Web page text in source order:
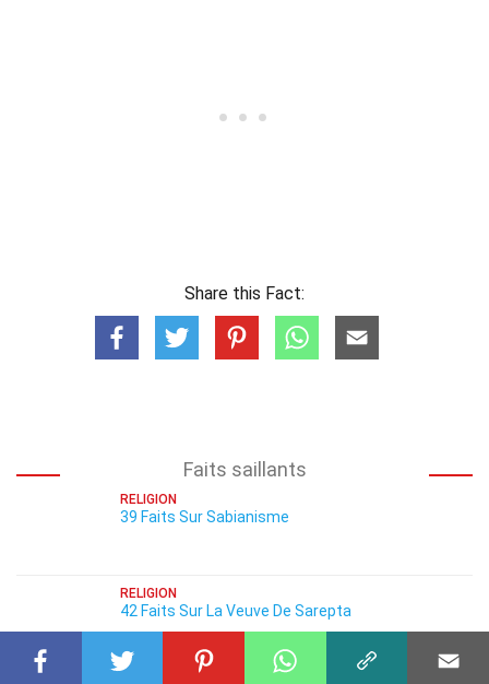
Share this Fact:
Faits saillants
RELIGION
39 Faits Sur Sabianisme
RELIGION
42 Faits Sur La Veuve De Sarepta